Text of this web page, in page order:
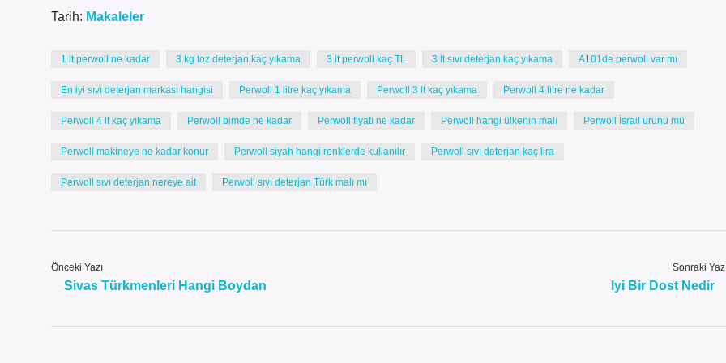
Tarih: Makaleler
1 lt perwoll ne kadar 3 kg toz deterjan kaç yıkama 3 lt perwoll kaç TL 3 lt sıvı deterjan kaç yıkama A101de perwoll var mı
En iyi sıvı deterjan markası hangisi Perwoll 1 litre kaç yıkama Perwoll 3 lt kaç yıkama Perwoll 4 litre ne kadar
Perwoll 4 lt kaç yıkama Perwoll bimde ne kadar Perwoll fiyatı ne kadar Perwoll hangi ülkenin malı Perwoll İsrail ürünü mü
Perwoll makineye ne kadar konur Perwoll siyah hangi renklerde kullanılır Perwoll sıvı deterjan kaç lira
Perwoll sıvı deterjan nereye ait Perwoll sıvı deterjan Türk malı mı
Önceki Yazı
Sivas Türkmenleri Hangi Boydan
Sonraki
Iyi Bir Dost Nedir